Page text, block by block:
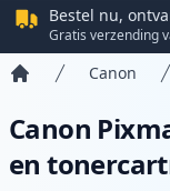
Bestel nu,
Gratis verzending
Canon
Canon
en